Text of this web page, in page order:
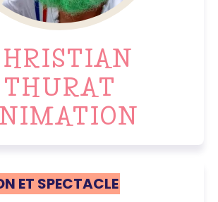
THURAT
ET SPECTACLE